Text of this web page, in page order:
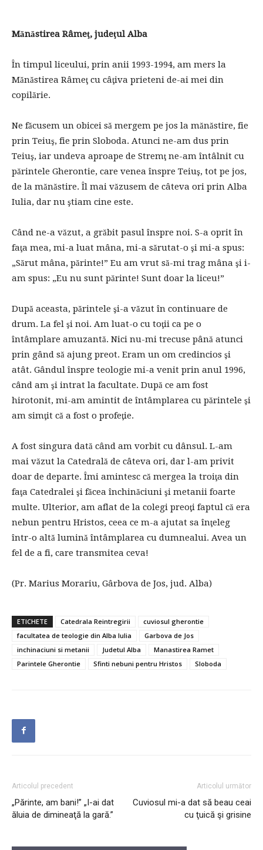
Mănăstirea Râmeţ, judeţul Alba
În timpul liceului, prin anii 1993-1994, am mers la
Mănăstirea Râmeţ cu câţiva prieteni de-ai mei din
copilărie.
Ne făcusem un obicei să mergem pe jos la mănăstire, fie
prin Teiuş, fie prin Sloboda. Atunci ne-am dus prin
Teiuş, iar undeva aproape de Stremţ ne-am întâlnit cu
părintele Gherontie, care venea înspre Teiuş, tot pe jos,
de la mănăstire. Îl mai văzusem de câteva ori prin Alba
Iulia, dar nu ştiam cine este.
Când ne-a văzut, a grăbit pasul înspre noi. S-a oprit în
faţa mea, mi-a luat mâna, mi-a sărutat-o şi mi-a spus:
„Sărut mâna, părinte!” Eu am vrut să-mi trag mâna şi i-
am spus: „Eu nu sunt părinte! Sunt doar la liceu!”
După aceasta, părintele şi-a văzut în continuare de
drum. La fel şi noi. Am luat-o cu toţii ca pe o
întâmplare amuzantă. Nici nu-mi trecuse până atunci
prin gând să ajung preot. Eram un om credincios şi
atât. Gândul înspre teologie mi-a venit prin anul 1996,
când am şi intrat la facultate. După ce am fost
hirotonit, mi-am amintit de întâmplarea cu părintele şi
am simţit că a fost o profeţie.
A fost singura dată când am vorbit cu dânsul. L-am
mai văzut la Catedrală de câteva ori, dar l-am privit
doar de departe. Îmi amintesc că mergea la troiţa din
faţa Catedralei şi făcea închinăciuni şi metanii foarte
multe. Ulterior, am aflat de la colegi preoţi faptul că era
nebun pentru Hristos, ceea ce m-a ajutat sa înţeleg
într-o altă lumină întâmplarea cu dumnealui. Avea un
fel de a fi, care transmitea ceva!
(Pr. Marius Morariu, Gârbova de Jos, jud. Alba)
ETICHETE Catedrala Reintregirii
cuviosul gherontie
facultatea de teologie din Alba Iulia
Garbova de Jos
inchinaciuni si metanii
Judetul Alba
Manastirea Ramet
Parintele Gherontie
Sfinti nebuni pentru Hristos Sloboda
Articolul precedent
„Părinte, am bani!” „I-ai dat
ăluia de dimineaţă la gară.”
Articolul următor
Cuviosul mi-a dat să beau ceai
cu ţuică şi grisine